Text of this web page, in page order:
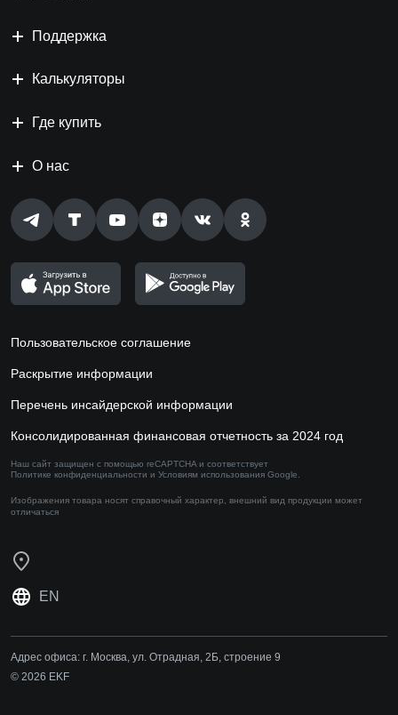
Поддержка
Калькуляторы
Где купить
О нас
Пользовательское соглашение
Раскрытие информации
Перечень инсайдерской информации
Консолидированная финансовая отчетность за 2024 год
Наш сайт защищен с помощью reCAPTCHA и соответствует
Политике конфиденциальности и Условиям использования Google.
Изображения товара носят справочный характер, внешний вид продукции может
отличаться
EN
Адрес офиса: г. Москва, ул. Отрадная, 2Б, строение 9
© 2026 EKF